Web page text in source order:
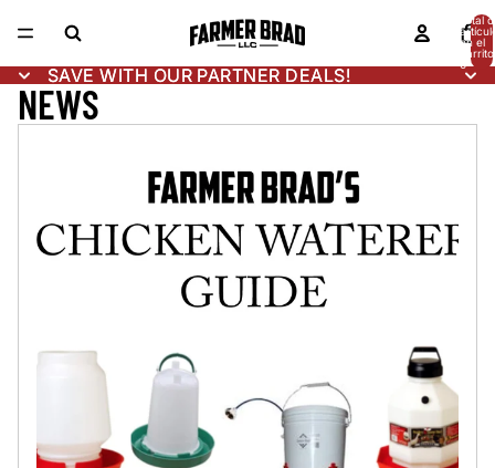
Total
en el
0
SAVE WITH OUR PARTNER DEALS!
SAVE WITH OUR PARTNER DEALS!
NEWS